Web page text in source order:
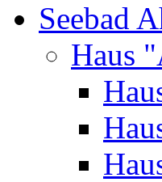
Seebad
Haus